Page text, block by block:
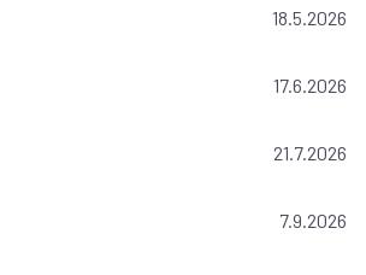
18.5.2026
17.6.2026
21.7.2026
7.9.2026